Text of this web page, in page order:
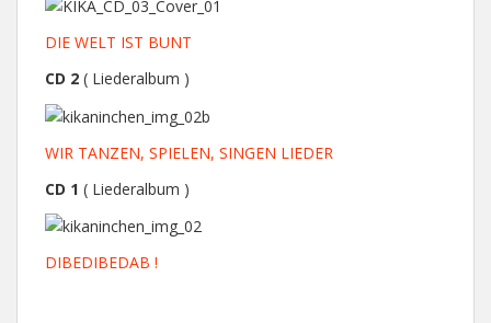
DIE WELT IST BUNT
CD 2 ( Liederalbum )
WIR TANZEN, SPIELEN, SINGEN LIEDER
CD 1 ( Liederalbum )
DIBEDIBEDAB !